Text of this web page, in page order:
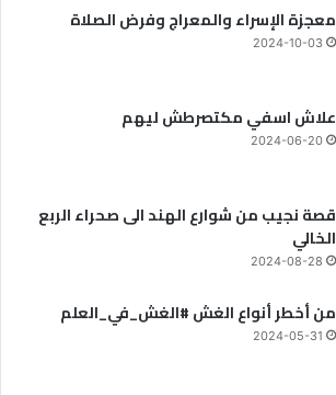
معجزة الإسراء والمعراج وفرض الصلاة
2024-10-03
علاش اسفي مكتصرطش ليهم
2024-06-20
قصة نجيب من شوارع الهند الى صحراء الربع
الخالي
2024-08-28
من أخطر أنواع الغش #الغش_في_العلم
2024-05-31